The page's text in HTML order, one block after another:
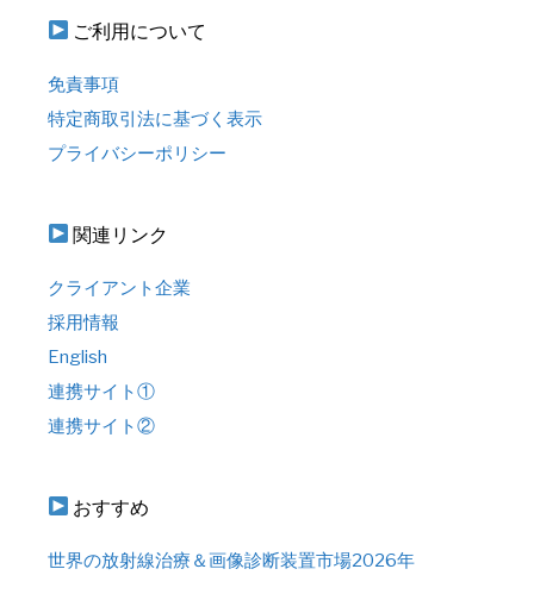
ご利用について
免責事項
特定商取引法に基づく表示
プライバシーポリシー
関連リンク
クライアント企業
採用情報
English
連携サイト①
連携サイト②
おすすめ
世界の放射線治療＆画像診断装置市場2026年